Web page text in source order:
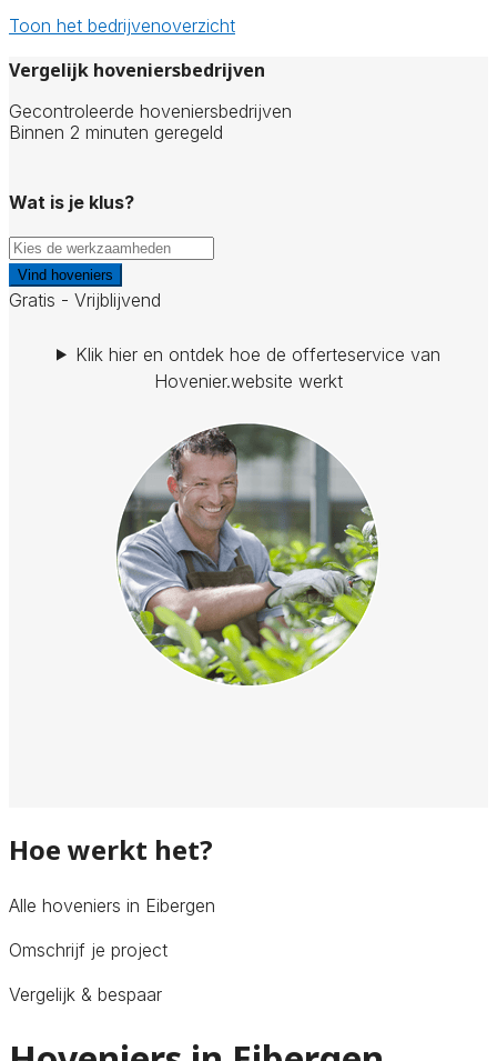
Toon het bedrijvenoverzicht
Vergelijk hoveniersbedrijven
Gecontroleerde hoveniersbedrijven
Binnen 2 minuten geregeld
Wat is je klus?
Vind hoveniers
Gratis - Vrijblijvend
Klik hier en ontdek hoe de offerteservice van
Hovenier.website werkt
Hoe werkt het?
Alle hoveniers in Eibergen
Omschrijf je project
Vergelijk & bespaar